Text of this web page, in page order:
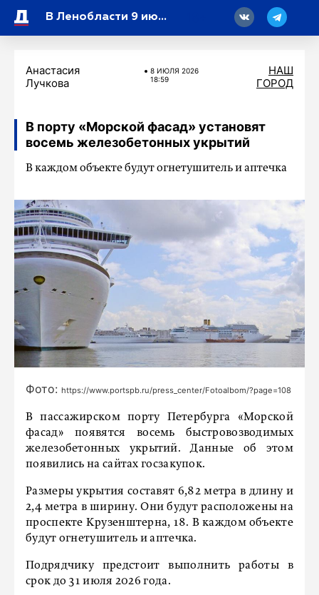
В Ленобласти 9 июля ожидается облачная с прояснениями погода
Анастасия
Лучкова
8 ИЮЛЯ 2026
18:59
НАШ
ГОРОД
В порту «Морской фасад» установят
восемь железобетонных укрытий
В каждом объекте будут огнетушитель и аптечка
Фото: https://www.portspb.ru/press_center/Fotoalbom/?page=108
В пассажирском порту Петербурга «Морской
фасад» появятся восемь быстровозводимых
железобетонных укрытий. Данные об этом
появились на сайтах госзакупок.
Размеры укрытия составят 6,82 метра в длину и
2,4 метра в ширину. Они будут расположены на
проспекте Крузенштерна, 18. В каждом объекте
будут огнетушитель и аптечка.
Подрядчику предстоит выполнить работы в
срок до 31 июля 2026 года.